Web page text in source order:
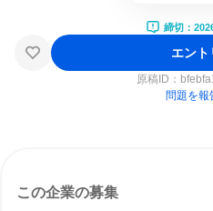
締切：
エント
原稿ID：
問題を報
この企業の募集